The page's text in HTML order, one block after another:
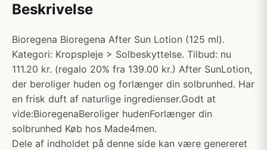
Beskrivelse
Bioregena Bioregena After Sun Lotion (125 ml).
Kategori: Kropspleje > Solbeskyttelse. Tilbud: nu
111.20 kr. (regalo 20% fra 139.00 kr.) After SunLotion,
der beroliger huden og forlænger din solbrunhed. Har
en frisk duft af naturlige ingredienser.Godt at
vide:BioregenaBeroliger hudenForlænger din
solbrunhed Køb hos Made4men.
Dele af indholdet på denne side kan være genereret